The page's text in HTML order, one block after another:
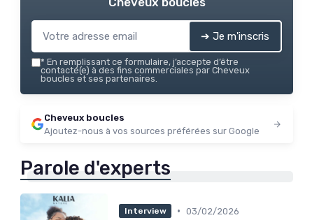
➔ Je m'inscris
* En remplissant ce formulaire, j’accepte d’être
contacté(e) à des fins commerciales par Cheveux
boucles et ses partenaires.
Cheveux boucles
Ajoutez-nous à vos sources préférées sur Google
Parole d'experts
Interview • 03/02/2026